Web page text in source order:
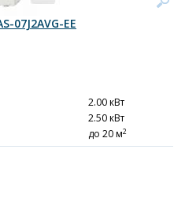
07J2AVG-EE
2.00 кВт
2.50 кВт
до 20 м2